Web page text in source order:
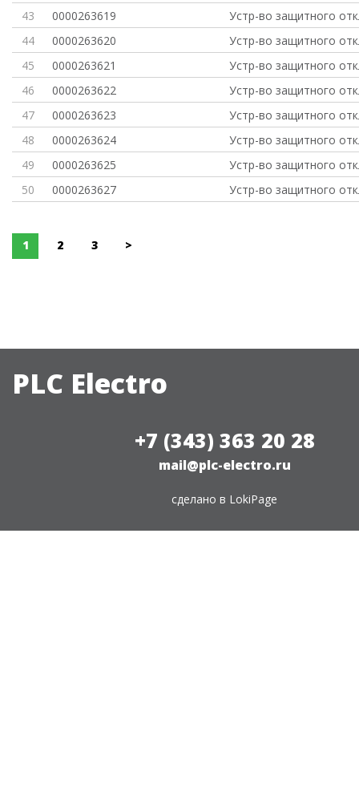
43
0000263619
Устр-во защитного
44
0000263620
Устр-во защитного
45
0000263621
Устр-во защитного
46
0000263622
Устр-во защитного
47
0000263623
Устр-во защитного
48
0000263624
Устр-во защитного
49
0000263625
Устр-во защитного
50
0000263627 Устр-во защитного
1 2 3 >
PLC Electro
+7 (343) 363 20 28
mail@plc-electro.ru
сделано в LokiPage